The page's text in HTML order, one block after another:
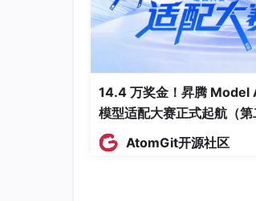
2. 算法驱动：绝对物理正确
方，并按 Alt 键给旗袍做一
选中龙
弹出的参数框中，水平
择一个文件——没错，
见证奇迹的时刻：底层
14.4 万奖金！昇腾 Model
模型适配大赛正式起航（第
AtomGit开源社区